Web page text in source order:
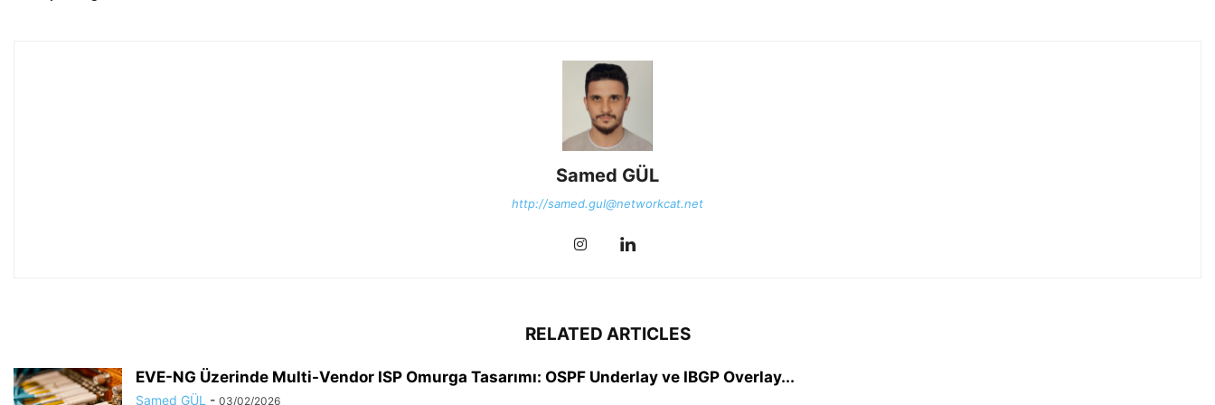
Samed GÜL
http://samed.gul@networkcat.net
RELATED ARTICLES
EVE-NG Üzerinde Multi-Vendor ISP Omurga Tasarımı: OSPF Underlay ve IBGP Overlay...
Samed GÜL - 03/02/2026